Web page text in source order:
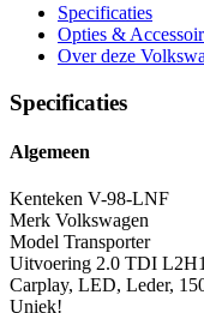
Specificaties
Opties &
Over deze
Specificaties
Algemeen
Kenteken V-98-LNF
Merk Volkswagen
Model Transporter
Uitvoering 2.0 TDI
Carplay, LED, Leder,
Uniek!